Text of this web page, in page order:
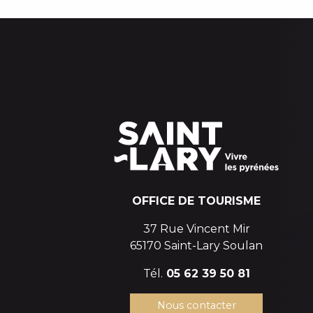
OFFICE DE TOURISME
37 Rue Vincent Mir
65170 Saint-Lary Soulan
Tél. 05 62 39 50 81
Nous contacter